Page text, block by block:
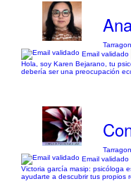
Email validado
Hola, soy Karen Bejarano, tu
debería ser una preocupación
Email validado
Victoria garcía masip: psicóloga
ayudarte a descubrir tus propios